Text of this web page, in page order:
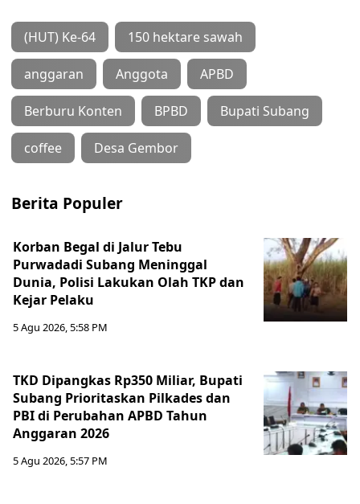
(HUT) Ke-64 150 hektare sawah
anggaran Anggota APBD
Berburu Konten BPBD Bupati Subang
coffee Desa Gembor
Berita Populer
Korban Begal di Jalur Tebu
Purwadadi Subang Meninggal
Dunia, Polisi Lakukan Olah TKP dan
Kejar Pelaku
5 Agu 2026, 5:58 PM
TKD Dipangkas Rp350 Miliar, Bupati
Subang Prioritaskan Pilkades dan
PBI di Perubahan APBD Tahun
Anggaran 2026
5 Agu 2026, 5:57 PM